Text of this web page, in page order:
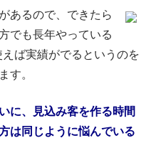
あるので、できたら
でも長年やっている
ば実績がでるというのを
す。
、見込み客を作る時間
は同じように悩んでいる